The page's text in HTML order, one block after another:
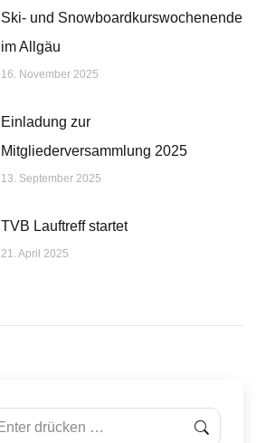
Ski- und Snowboardkurswochenende
im Allgäu
16. November 2025
Einladung zur
Mitgliederversammlung 2025
13. September 2025
TVB Lauftreff startet
21. April 2025